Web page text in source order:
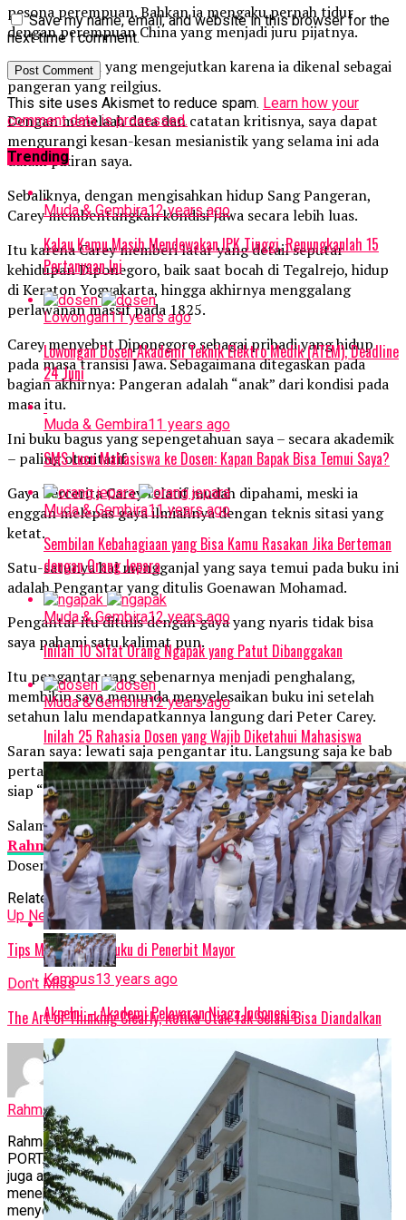
pesona perempuan. Bahkan ia mengaku pernah tidur
dengan perempuan China yang menjadi juru pijatnya.
Ini pengakuan yang mengejutkan karena ia dikenal sebagai
pangeran yang reilgius.
Dengan menelaah data dan catatan kritisnya, saya dapat
mengurangi kesan-kesan mesianistik yang selama ini ada
dalam pikiran saya.
Sebaliknya, dengan mengisahkan hidup Sang Pangeran,
Carey membentangkan kondisi Jawa secara lebih luas.
Itu karena Carey memberi latar yang detail seputar
kehidupan Diponegoro, baik saat bocah di Tegalrejo, hidup
di Keraton Yogyakarta, hingga akhirnya menggalang
perlawanan massif pada 1825.
Carey menyebut Diponegoro sebagai pribadi yang hidup
pada masa transisi Jawa. Sebagaimana ditegaskan pada
bagian akhirnya: Pangeran adalah “anak” dari kondisi pada
masa itu.
Ini buku bagus yang sepengetahuan saya – secara akademik
– paling otoritatif.
Gaya bercerita Carey relatif mudah dipahami, meski ia
enggan melepas gaya ilmiahnya dengan teknis sitasi yang
ketat.
Satu-satunya hal mengganjal yang saya temui pada buku ini
adalah Pengantar yang ditulis Goenawan Mohamad.
Pengantar itu ditulis dengan gaya yang nyaris tidak bisa
saya pahami satu kalimat pun.
Itu pengantar yang sebenarnya menjadi penghalang,
membikin saya menunda menyelesaikan buku ini setelah
setahun lalu mendapatkannya langung dari Peter Carey.
Saran saya: lewati saja pengantar itu. Langsung saja ke bab
pertama, nikmati kisah demi kisah manusia Jawa-Islam yang
siap “menjemput” takdirnya.
Salam,
Rahmat Petuguran
Dosen Bahasa Indonesia Universitas Negeri Semarang
Related Topics:
Up Next
Tips Menerbitkan Buku di Penerbit Mayor
Don't Miss
The Art of Thinking Clearly, Ketika Otak Tak Selalu Bisa Diandalkan
Rahmat Petuguran
Rahmat Petuguran adalah pemimpin redaksi
PORTALSEMARANG.COM. Selain aktif di dunia jurnalistik, ia
juga aktif menjadi peneliti bahasa. Sebagai peneliti bahasa ia
menekuni kajian sosiolinguistik dan analisis wacana. Ia
menyelesaikan Pendidikan S1 di Universitas Negeri
Save my name, email, and website in this browser for the
next time I comment.
This site uses Akismet to reduce spam. Learn how your
comment data is processed.
Trending
Muda & Gembira12 years ago
Kalau Kamu Masih Mendewakan IPK Tinggi, Renungkanlah 15
Pertanyaan Ini
Lowongan11 years ago
Lowongan Dosen Akademi Teknik Elektro Medik (ATEM), Deadline
24 Juni
Muda & Gembira11 years ago
SMS Lucu Mahasiswa ke Dosen: Kapan Bapak Bisa Temui Saya?
Muda & Gembira11 years ago
Sembilan Kebahagiaan yang Bisa Kamu Rasakan Jika Berteman
dengan Orang Jepara
Muda & Gembira12 years ago
Inilah 10 Sifat Orang Ngapak yang Patut Dibanggakan
Muda & Gembira12 years ago
Inilah 25 Rahasia Dosen yang Wajib Diketahui Mahasiswa
Kampus13 years ago
Akpelni – Akademi Pelayaran Niaga Indonesia